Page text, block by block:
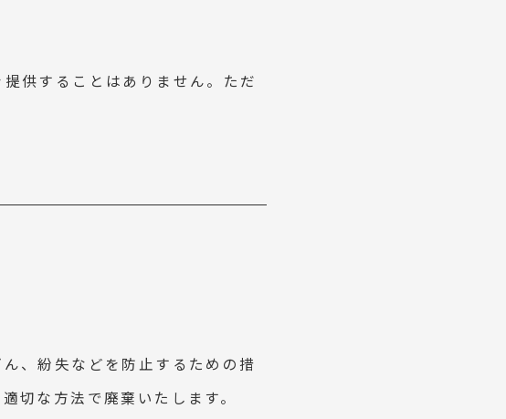
供することはありません。ただ
、紛失などを防止するための措
切な方法で廃棄いたします。